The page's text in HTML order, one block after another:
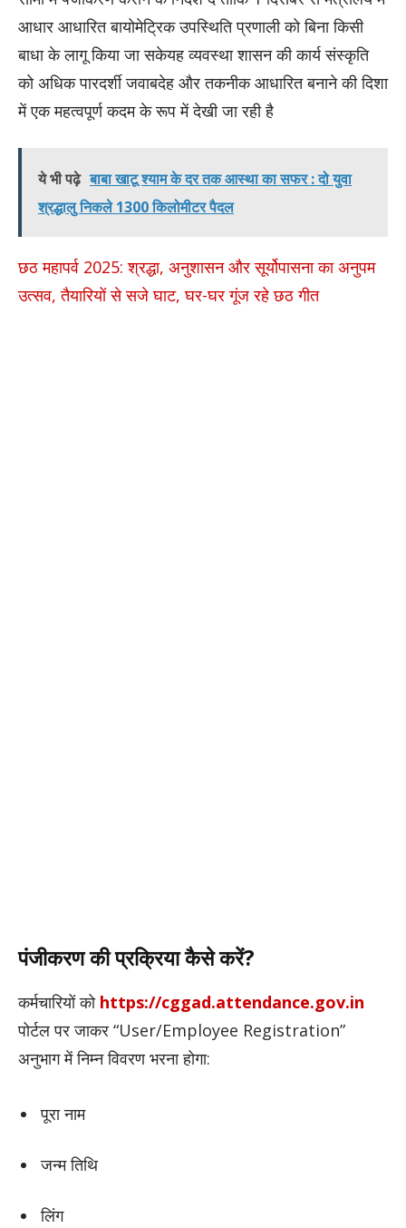
आधार आधारित बायोमेट्रिक उपस्थिति प्रणाली को बिना किसी
बाधा के लागू किया जा सकेयह व्यवस्था शासन की कार्य संस्कृति
को अधिक पारदर्शी जवाबदेह और तकनीक आधारित बनाने की दिशा
में एक महत्वपूर्ण कदम के रूप में देखी जा रही है
ये भी पढ़े बाबा खाटू श्याम के दर तक आस्था का सफर : दो युवा
श्रद्धालु निकले 1300 किलोमीटर पैदल
छठ महापर्व 2025: श्रद्धा, अनुशासन और सूर्योपासना का अनुपम
उत्सव, तैयारियों से सजे घाट, घर-घर गूंज रहे छठ गीत
पंजीकरण की प्रक्रिया कैसे करें?
कर्मचारियों को https://cggad.attendance.gov.in
पोर्टल पर जाकर “User/Employee Registration”
अनुभाग में निम्न विवरण भरना होगा:
पूरा नाम
जन्म तिथि
लिंग